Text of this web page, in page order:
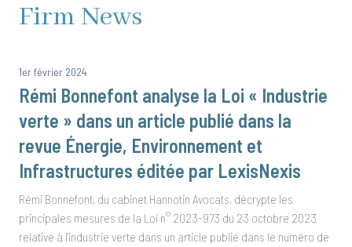
Firm News
1er février 2024
Rémi Bonnefont analyse la Loi « Industrie
verte » dans un article publié dans la
revue Énergie, Environnement et
Infrastructures éditée par LexisNexis
Rémi Bonnefont, du cabinet Hannotin Avocats, décrypte les
principales mesures de la Loi n° 2023-973 du 23 octobre 2023
relative à l'industrie verte dans un article publié dans le numéro de